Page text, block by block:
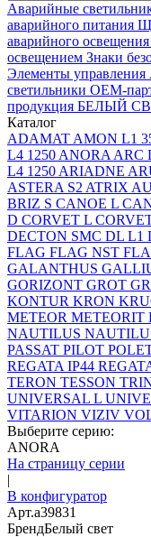
Аварийные
аварийного питания
аварийного освещения
освещением Знаки
Элементы управления
светильники ОЕМ-
продукция БЕЛЫЙ
Каталог
ADAMAT AMON L1
L4 1250 ANORA ARC
L4 1250 ARIADNE
ASTERA S2 ATRIX
BRIZ S CANOE L
D CORVET L
DECTON SMC DL L1
FLAG FLAG NST
GALANTHUS
GORIZONT GROT
KONTUR KRON
METEOR METEORIT
NAUTILUS
PASSAT PILOT
REGATA IP44
TERON TESSON
UNIVERSAL L
VITARION VIZIV
Выберите серию:
ANORA
На страницу серии
|
В конфигуратор
Арт.a39831
БрендБелый свет